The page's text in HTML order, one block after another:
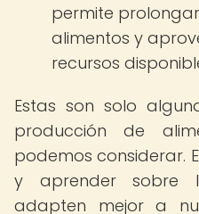
permite
alimentos y
recursos
Estas son solo
producción de
podemos considerar.
y aprender sobre
adapten mejor a